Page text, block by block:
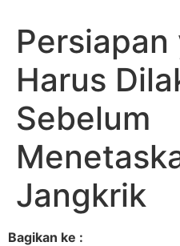
Persiapan
Harus
Sebelum
Jangkrik
Bagikan ke :